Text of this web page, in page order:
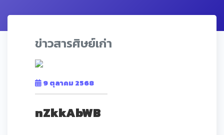
ข่าวสารศิษย์เก่า
9 ตุลาคม 2568
nZkkAbWB